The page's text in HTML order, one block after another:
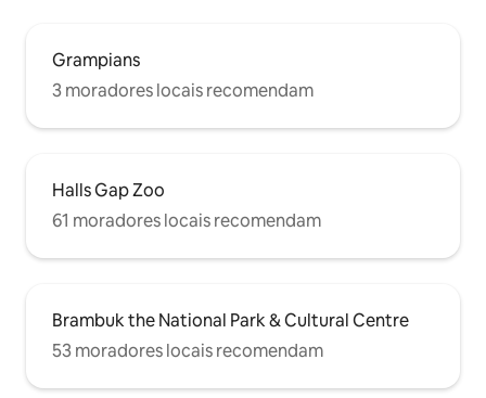
Grampians
3 moradores locais recomendam
Halls Gap Zoo
61 moradores locais recomendam
Brambuk the National Park & Cultural Centre
53 moradores locais recomendam